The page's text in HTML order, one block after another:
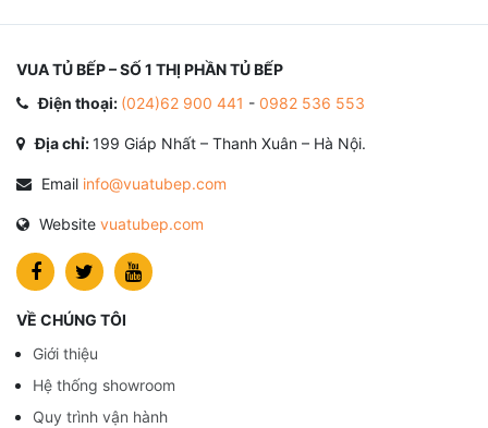
VUA TỦ BẾP – SỐ 1 THỊ PHẦN TỦ BẾP
Điện thoại: (024)62 900 441 - 0982 536 553
Địa chỉ:199 Giáp Nhất – Thanh Xuân – Hà Nội.
Email info@vuatubep.com
Website vuatubep.com
VỀ CHÚNG TÔI
Giới thiệu
Hệ thống showroom
Quy trình vận hành